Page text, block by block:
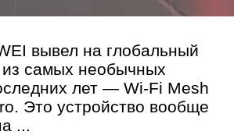
вывел на глобальный
самых необычных
лет — Wi-Fi Mesh
Это устройство вообще
...